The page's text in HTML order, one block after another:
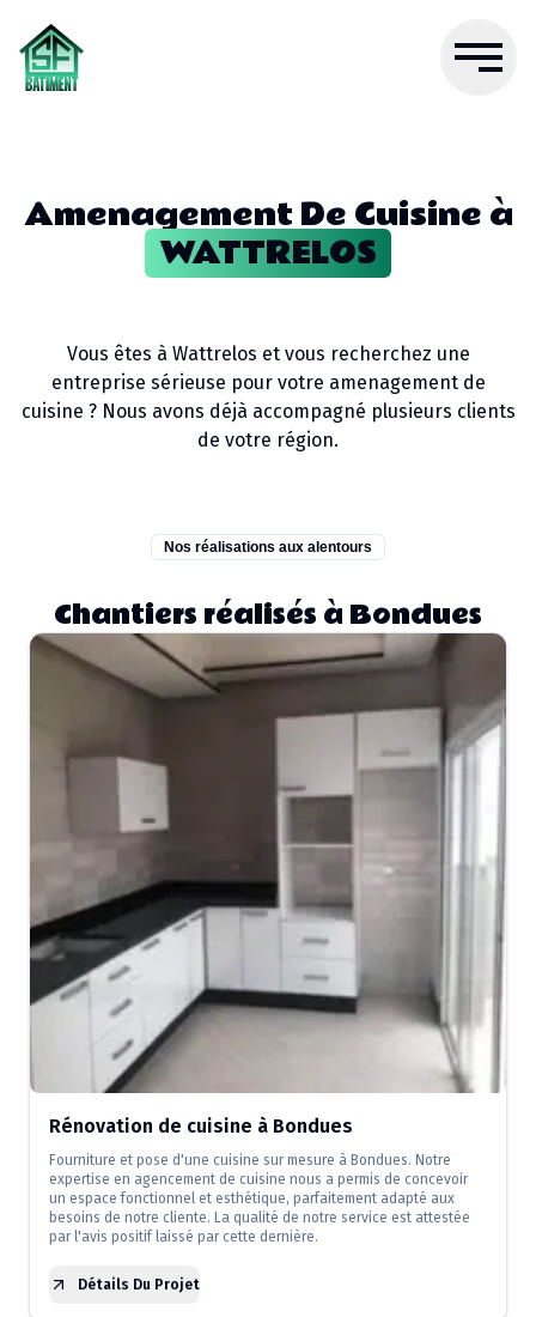
Amenagement De Cuisineà
WATTRELOS
Vous êtes à Wattrelos et vous recherchez une
entreprise sérieuse pour votre amenagement de
cuisine ? Nous avons déjà accompagné plusieurs clients
de votre région.
Nos réalisations aux alentours
Chantiers réalisés à Bondues
Rénovation de cuisine à Bondues
Fourniture et pose d'une cuisine sur mesure à Bondues. Notre
expertise en agencement de cuisine nous a permis de concevoir
un espace fonctionnel et esthétique, parfaitement adapté aux
besoins de notre cliente. La qualité de notre service est attestée
par l'avis positif laissé par cette dernière.
Détails Du Projet